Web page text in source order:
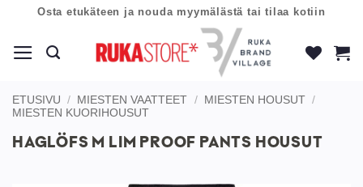
content
Osta etukäteen ja nouda myymälästä tai tilaa kotiin
ETUSIVU / MIESTEN VAATTEET / MIESTEN HOUSUT /
MIESTEN KUORIHOUSUT
HAGLÖFS M LIM PROOF PANTS HOUSUT